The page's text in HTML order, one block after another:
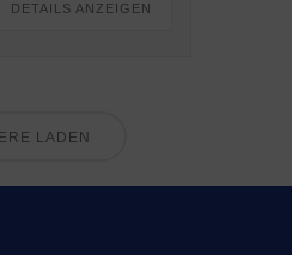
DETAILS ANZEIGEN
LADEN